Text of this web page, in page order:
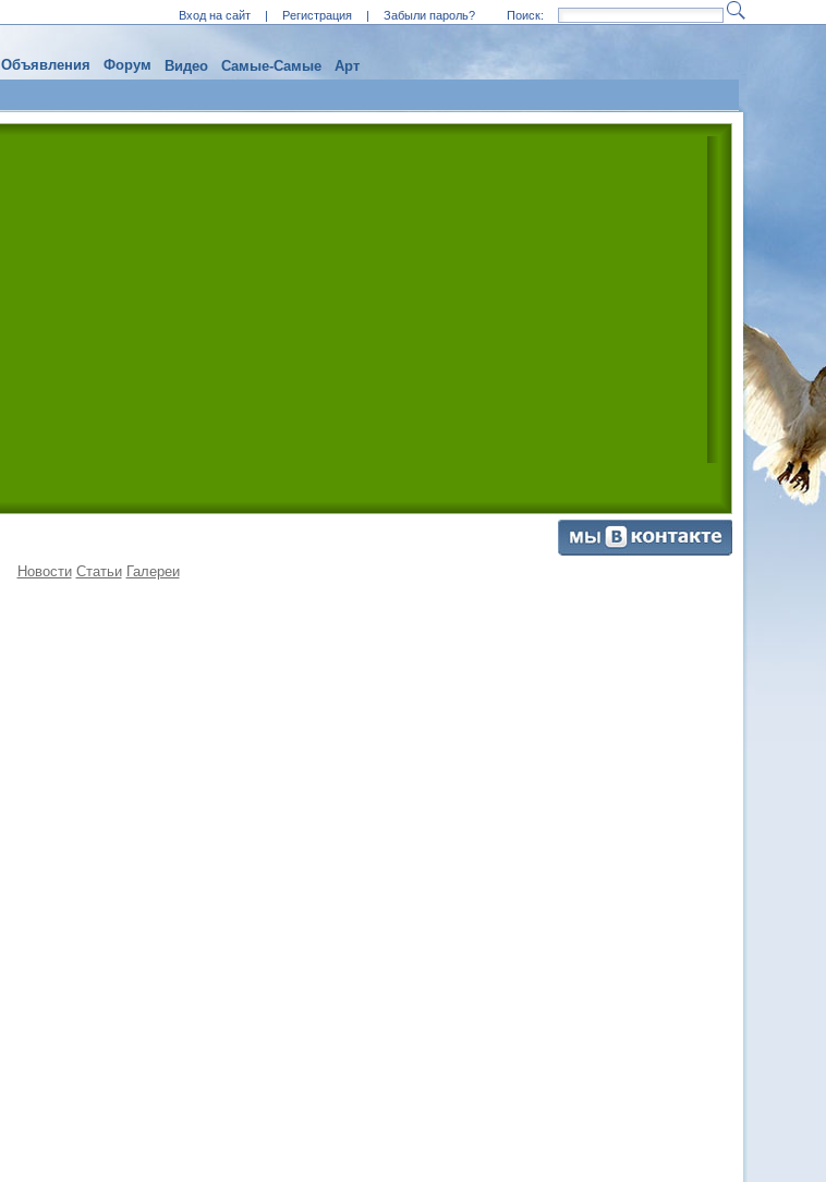
Вход на сайт | Регистрация | Забыли пароль? Поиск:
Объявления Форум Видео Самые-Самые Арт
Новости Статьи Галереи